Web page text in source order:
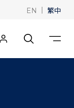
EN | 繁中